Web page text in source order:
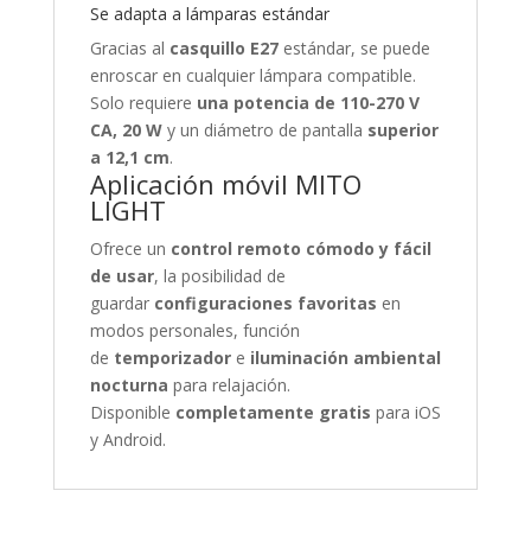
Se adapta a lámparas estándar
Gracias al casquillo E27estándar, se puede
enroscar en cualquier lámpara compatible.
Solo requiere una potencia de 110-270 V
CA, 20 Wy un diámetro de pantalla superior
a 12,1 cm.
Aplicación móvil MITO
LIGHT
Ofrece un control remoto cómodo y fácil
de usar, la posibilidad de
guardar configuraciones favoritas en
modos personales, función
de temporizadore iluminación ambiental
nocturna para relajación.
Disponible completamente gratis para iOS
y Android.